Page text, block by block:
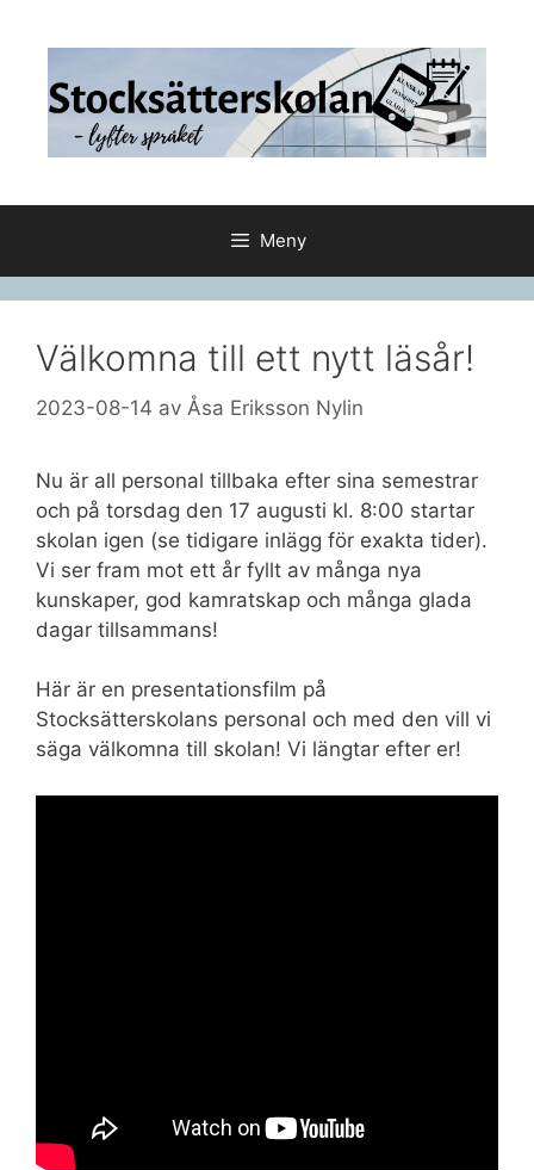
Meny
Välkomna till ett nytt läsår!
2023-08-14 av Åsa Eriksson Nylin
Nu är all personal tillbaka efter sina semestrar
och på torsdag den 17 augusti kl. 8:00 startar
skolan igen (se tidigare inlägg för exakta tider).
Vi ser fram mot ett år fyllt av många nya
kunskaper, god kamratskap och många glada
dagar tillsammans!
Här är en presentationsfilm på
Stocksätterskolans personal och med den vill vi
säga välkomna till skolan! Vi längtar efter er!